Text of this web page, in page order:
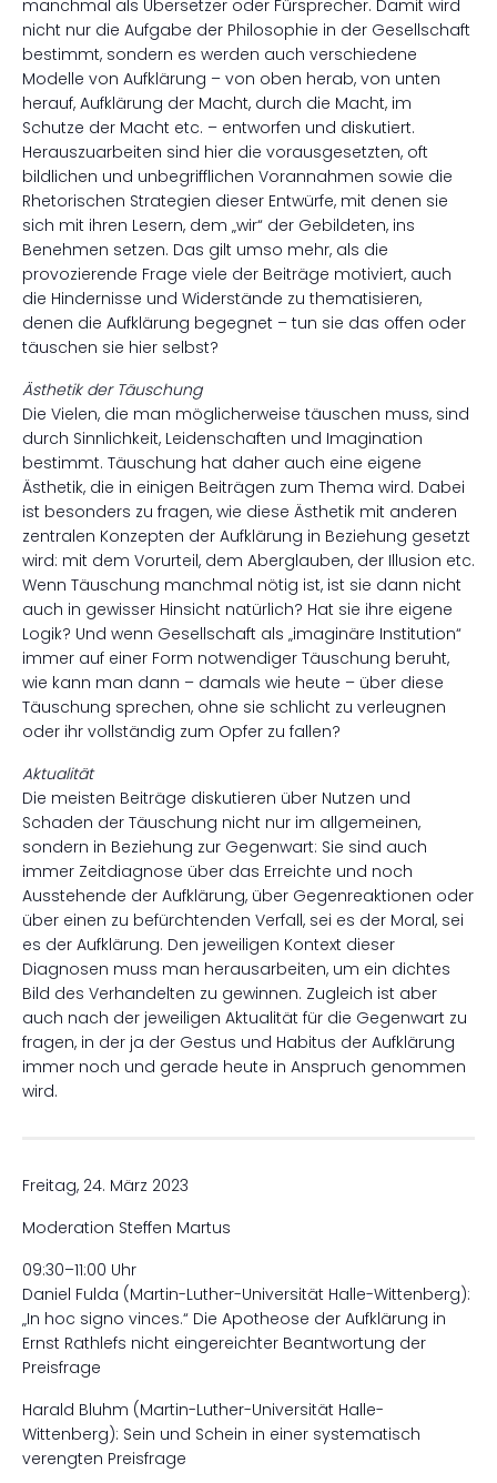
manchmal als Übersetzer oder Fürsprecher. Damit wird
nicht nur die Aufgabe der Philosophie in der Gesellschaft
bestimmt, sondern es werden auch verschiedene
Modelle von Aufklärung – von oben herab, von unten
herauf, Aufklärung der Macht, durch die Macht, im
Schutze der Macht etc. – entworfen und diskutiert.
Herauszuarbeiten sind hier die vorausgesetzten, oft
bildlichen und unbegrifflichen Vorannahmen sowie die
Rhetorischen Strategien dieser Entwürfe, mit denen sie
sich mit ihren Lesern, dem „wir“ der Gebildeten, ins
Benehmen setzen. Das gilt umso mehr, als die
provozierende Frage viele der Beiträge motiviert, auch
die Hindernisse und Widerstände zu thematisieren,
denen die Aufklärung begegnet – tun sie das offen oder
täuschen sie hier selbst?
Ästhetik der Täuschung
Die Vielen, die man möglicherweise täuschen muss, sind
durch Sinnlichkeit, Leidenschaften und Imagination
bestimmt. Täuschung hat daher auch eine eigene
Ästhetik, die in einigen Beiträgen zum Thema wird. Dabei
ist besonders zu fragen, wie diese Ästhetik mit anderen
zentralen Konzepten der Aufklärung in Beziehung gesetzt
wird: mit dem Vorurteil, dem Aberglauben, der Illusion etc.
Wenn Täuschung manchmal nötig ist, ist sie dann nicht
auch in gewisser Hinsicht natürlich? Hat sie ihre eigene
Logik? Und wenn Gesellschaft als „imaginäre Institution“
immer auf einer Form notwendiger Täuschung beruht,
wie kann man dann – damals wie heute – über diese
Täuschung sprechen, ohne sie schlicht zu verleugnen
oder ihr vollständig zum Opfer zu fallen?
Aktualität
Die meisten Beiträge diskutieren über Nutzen und
Schaden der Täuschung nicht nur im allgemeinen,
sondern in Beziehung zur Gegenwart: Sie sind auch
immer Zeitdiagnose über das Erreichte und noch
Ausstehende der Aufklärung, über Gegenreaktionen oder
über einen zu befürchtenden Verfall, sei es der Moral, sei
es der Aufklärung. Den jeweiligen Kontext dieser
Diagnosen muss man herausarbeiten, um ein dichtes
Bild des Verhandelten zu gewinnen. Zugleich ist aber
auch nach der jeweiligen Aktualität für die Gegenwart zu
fragen, in der ja der Gestus und Habitus der Aufklärung
immer noch und gerade heute in Anspruch genommen
wird.
Freitag, 24. März 2023
Moderation Steffen Martus
09:30–11:00 Uhr
Daniel Fulda (Martin-Luther-Universität Halle-Wittenberg):
„In hoc signo vinces.“ Die Apotheose der Aufklärung in
Ernst Rathlefs nicht eingereichter Beantwortung der
Preisfrage
Harald Bluhm (Martin-Luther-Universität Halle-
Wittenberg): Sein und Schein in einer systematisch
verengten Preisfrage